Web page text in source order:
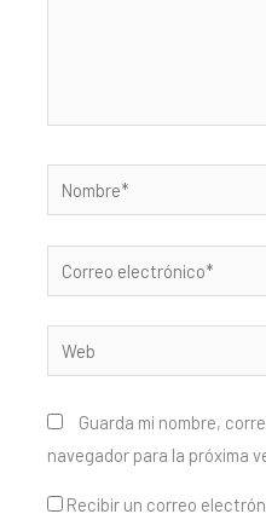
Nombre*
Correo
electrónico*
Web
Guarda mi nombre,
navegador para la próxima
Recibir un correo